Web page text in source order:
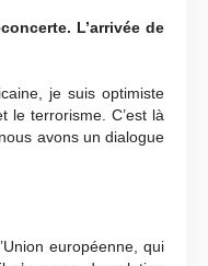
L’arrivée de
je suis optimiste
le terrorisme. C’est là
avons un dialogue
européenne, qui